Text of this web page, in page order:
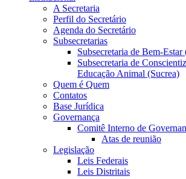
A Secretaria
Perfil do Secretário
Agenda do Secretário
Subsecretarias
Subsecretaria de Bem-Estar
Subsecretaria de
Educação Animal (Sucrea)
Quem é Quem
Contatos
Base Jurídica
Governança
Comitê Interno de
Atas de reunião
Legislação
Leis Federais
Leis Distritais